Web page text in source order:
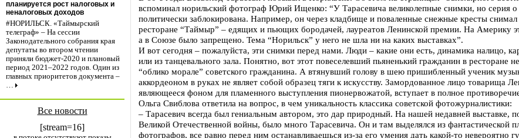
планируется рост налоговых и
неналоговых доходов
#НОРИЛЬСК. «Таймырский
телеграф» – На сессии
Законодательного собрания края
депутаты во втором чтении
приняли бюджет-2020 и плановый
период 2021–2022 годов. Один из
главных приоритетов документа –
…
Все новости
[stream=16]
вспоминал норильский фотограф Юрий Ищенко: “У Тарасевича великолепные снимки, но серия
политически заблокирована. Например, он через кладбище и поваленные снежные кресты
ресторане “Таймыр” – едящих и пьющих бородачей, лауреатов Ленинской премии. На Америку
а в Союзе было запрещено. Тема “Норильск” у него не шла ни на каких выставках”.
И вот сегодня – пожалуйста, эти снимки перед нами. Люди – какие они есть, динамика налицо,
или из танцевального зала. Понятно, вот этот повеселевший пьяненький гражданин в ресторане
“облико морале” советского гражданина. А втянувший голову в шею пришибленный ученик
аккордеоном в руках не являет собой образец тяги к искусству. Замордованное лицо товарища
являющееся фоном для пламенного выступления пионервожатой, вступает в полное
Ольга Свиблова ответила на вопрос, в чем уникальность классика советской фотожурналистики:
– Тарасевич всегда был гениальным автором, это дар природный. На нашей недавней выставке,
Великой Отечественной войны, было много Тарасевича. Он и там выделялся из фантастической
фотографов, все равно перед ним останавливаешься из-за его умения дать какой-то невероятно